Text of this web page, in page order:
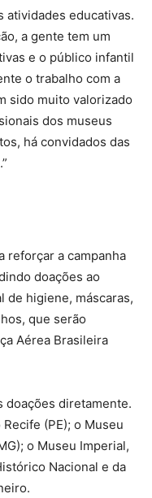
atividades educativas.
a gente tem um
e o público infantil
o trabalho com a
sido muito valorizado
dos museus
há convidados das
reforçar a campanha
doações ao
de higiene, máscaras,
que serão
Aérea Brasileira
doações diretamente.
(PE); o Museu
o Museu Imperial,
Nacional e da